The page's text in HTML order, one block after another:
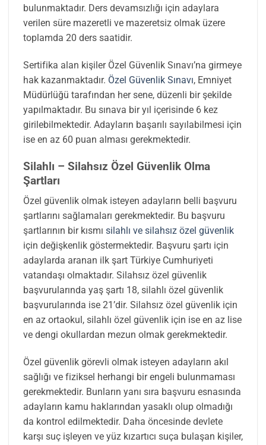
bulunmaktadır. Ders devamsızlığı için adaylara
verilen süre mazeretli ve mazeretsiz olmak üzere
toplamda 20 ders saatidir.
Sertifika alan kişiler Özel Güvenlik Sınavı’na girmeye
hak kazanmaktadır. Özel Güvenlik Sınavı, Emniyet
Müdürlüğü tarafından her sene, düzenli bir şekilde
yapılmaktadır. Bu sınava bir yıl içerisinde 6 kez
girilebilmektedir. Adayların başarılı sayılabilmesi için
ise en az 60 puan alması gerekmektedir.
Silahlı – Silahsız Özel Güvenlik Olma
Şartları
Özel güvenlik olmak isteyen adayların belli başvuru
şartlarını sağlamaları gerekmektedir. Bu başvuru
şartlarının bir kısmı silahlı ve silahsız özel güvenlik
için değişkenlik göstermektedir. Başvuru şartı için
adaylarda aranan ilk şart Türkiye Cumhuriyeti
vatandaşı olmaktadır. Silahsız özel güvenlik
başvurularında yaş şartı 18, silahlı özel güvenlik
başvurularında ise 21’dir. Silahsız özel güvenlik için
en az ortaokul, silahlı özel güvenlik için ise en az lise
ve dengi okullardan mezun olmak gerekmektedir.
Özel güvenlik görevli olmak isteyen adayların akıl
sağlığı ve fiziksel herhangi bir engeli bulunmaması
gerekmektedir. Bunların yanı sıra başvuru esnasında
adayların kamu haklarından yasaklı olup olmadığı
da kontrol edilmektedir. Daha öncesinde devlete
karşı suç işleyen ve yüz kızartıcı suça bulaşan kişiler,